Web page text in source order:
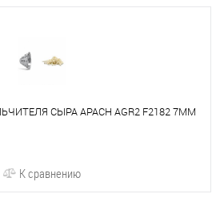
СЫРА APACH AGR2 F2182 7MM
К сравнению